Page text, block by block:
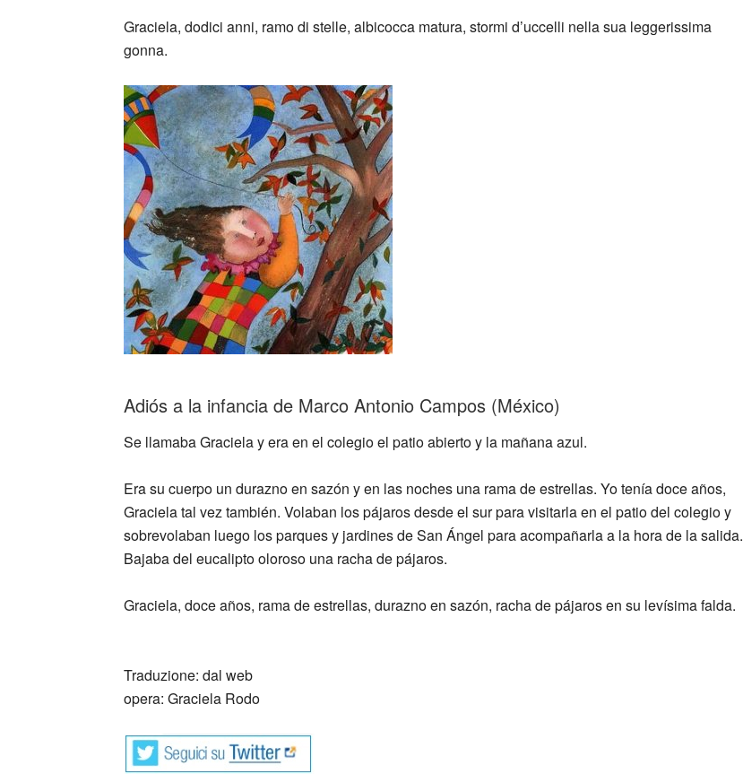
Graciela, dodici anni, ramo di stelle, albicocca matura, stormi d’uccelli nella sua leggerissima
gonna.
Adiós a la infancia de Marco Antonio Campos (México)
Se llamaba Graciela y era en el colegio el patio abierto y la mañana azul.
Era su cuerpo un durazno en sazón y en las noches una rama de estrellas. Yo tenía doce años,
Graciela tal vez también. Volaban los pájaros desde el sur para visitarla en el patio del colegio y
sobrevolaban luego los parques y jardines de San Ángel para acompañarla a la hora de la salida.
Bajaba del eucalipto oloroso una racha de pájaros.
Graciela, doce años, rama de estrellas, durazno en sazón, racha de pájaros en su levísima falda.
Traduzione: dal web
opera: Graciela Rodo